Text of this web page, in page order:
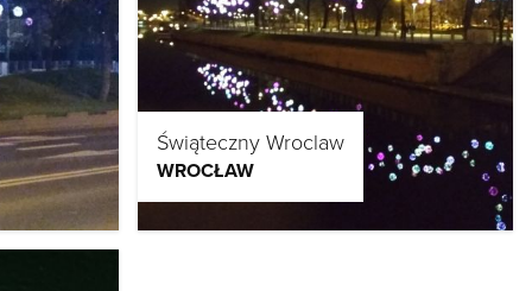
Świąteczny Wroclaw
WROCŁAW